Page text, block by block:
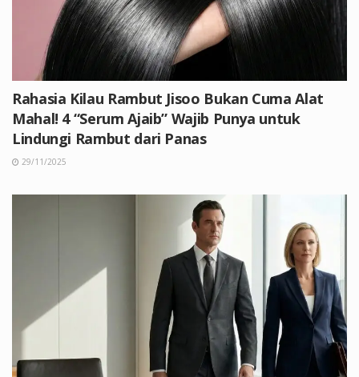
Rahasia Kilau Rambut Jisoo Bukan Cuma Alat
Mahal! 4 “Serum Ajaib” Wajib Punya untuk
Lindungi Rambut dari Panas
29/11/2025